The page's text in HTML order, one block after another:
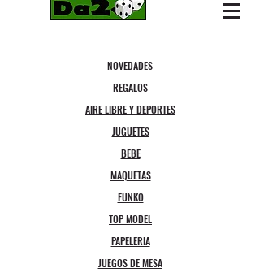
NOVEDADES
REGALOS
AIRE LIBRE Y DEPORTES
JUGUETES
BEBE
MAQUETAS
FUNKO
TOP MODEL
PAPELERIA
JUEGOS DE MESA